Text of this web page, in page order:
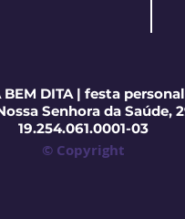
BEM DITA | festa
Senhora da Saúde,
19.254.061.0001-03
© Copyright